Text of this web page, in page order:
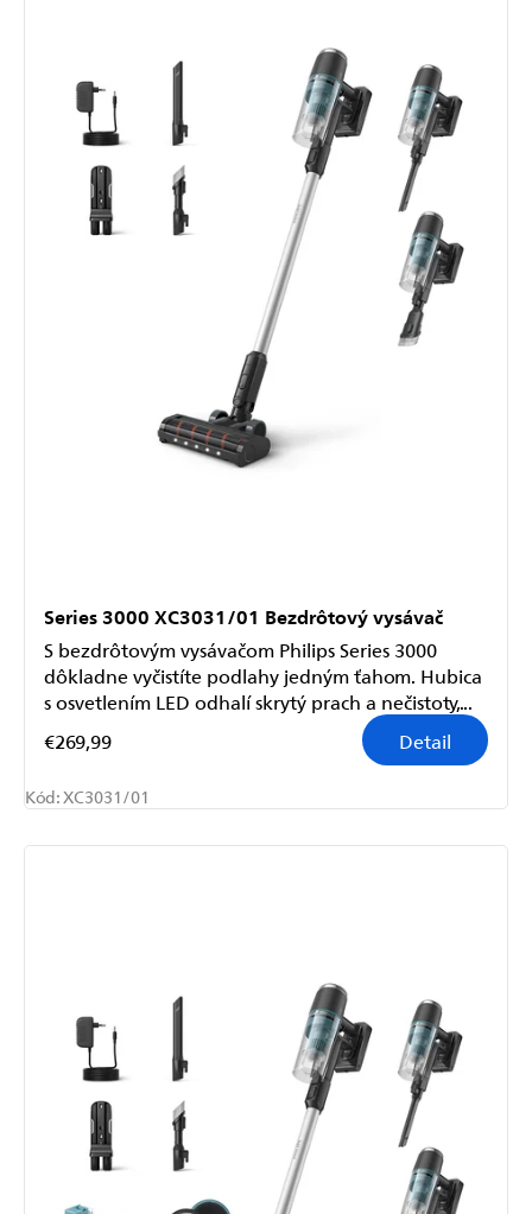
Series 3000 XC3031/01 Bezdrôtový vysávač
€269,99 Detail
S bezdrôtovým vysávačom Philips Series 3000
dôkladne vyčistíte podlahy jedným ťahom. Hubica
s osvetlením LED odhalí skrytý prach a nečistoty,...
Kód:XC3031/01